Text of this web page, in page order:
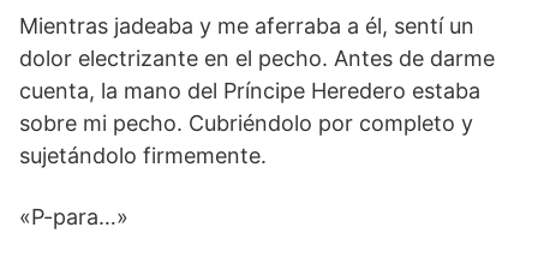
Mientras jadeaba y me aferraba a él, sentí un
dolor electrizante en el pecho. Antes de darme
cuenta, la mano del Príncipe Heredero estaba
sobre mi pecho. Cubriéndolo por completo y
sujetándolo firmemente.
«P-para…»